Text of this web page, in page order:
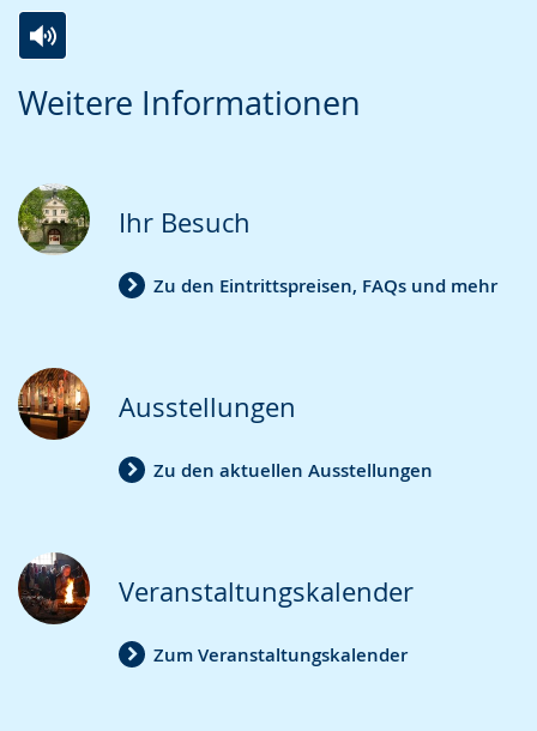
Weitere Informationen
Leichten
wechseln.
Audio-
Video
Deutscher
Gebärdensprache
wird
Ihr Besuch
Zu den Eintrittspreisen, FAQs und mehr
Ausstellungen
Zu den aktuellen Ausstellungen
Veranstaltungskalender
Zum Veranstaltungskalender